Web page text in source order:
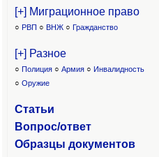
[+] Миграционное право
○ РВП ○ ВНЖ ○ Гражданство
[+] Разное
○ Полиция ○ Армия ○ Инвалидность
○ Оружие
Статьи
Вопрос/ответ
Образцы документов